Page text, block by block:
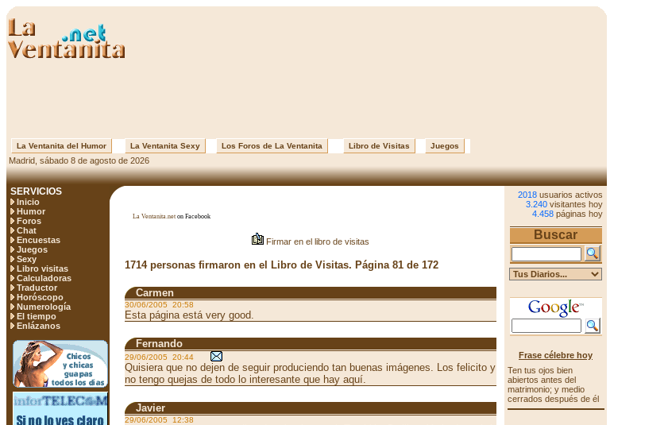
La Ventanita del Humor La Ventanita Sexy Los Foros de La Ventanita Libro de Visitas Juegos
Madrid, sábado 8 de agosto de 2026
SERVICIOS
Inicio
Humor
Foros
Chat
Encuestas
Juegos
Sexy
Libro visitas
Calculadoras
Traductor
Horóscopo
Numerología
El tiempo
Enlázanos
La Ventanita.net on Facebook
Firmar en el libro de visitas
1714 personas firmaron en el Libro de Visitas. Página 81 de 172
Carmen
30/06/2005 20:58
Esta página está very good.
Fernando
29/06/2005 20:44
Quisiera que no dejen de seguir produciendo tan buenas imágenes. Los felicito y
no tengo quejas de todo lo interesante que hay aquí.
Javier
29/06/2005 12:38
2018 usuarios activos
3.240 visitantes hoy
4.458 páginas hoy
Buscar
Frase célebre hoy
Ten tus ojos bien
abiertos antes del
matrimonio; y medio
cerrados después de él